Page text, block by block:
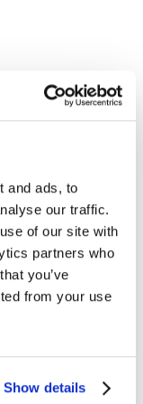
and ads, to
our traffic.
of our site with
partners who
you’ve
from your use
Show details
e
unpanorama
a qualsiasi
gustare
da ogni
francese),